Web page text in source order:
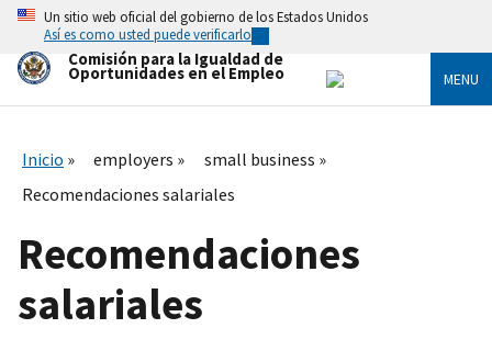
Skip
main
content
Un sitio web oficial del gobierno de los Estados Unidos
Así es como usted puede verificarlo
Comisión para la Igualdad de
Oportunidades en el Empleo MENU
Inicio employers
small business
Recomendaciones salariales
Recomendaciones
salariales